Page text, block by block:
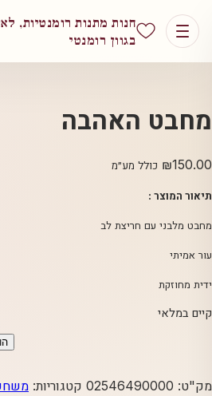
חנות מתנות רומנטיות,
בגוון רומנטי
מחבט האהבה
₪150.00 כולל מע״מ
תיאור המוצר :
מחבט מלבני עם חריצת לב
עור אמיתי
ידית מחוזקת
קיים במלאי
מק"ט: 02546490000 קטגוריות: